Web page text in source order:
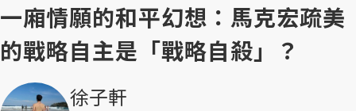
一廂情願的和平幻想：馬克宏疏美
的戰略自主是「戰略自殺」？
徐子軒